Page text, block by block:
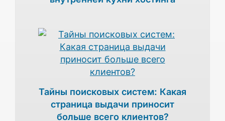
Тайны поисковых систем: Какая
страница выдачи приносит
больше всего клиентов?